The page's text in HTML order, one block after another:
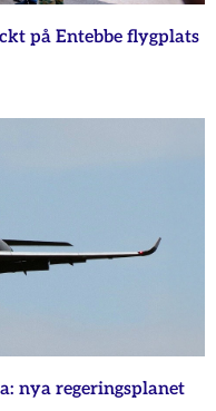
på Entebbe flygplats
nya regeringsplanet